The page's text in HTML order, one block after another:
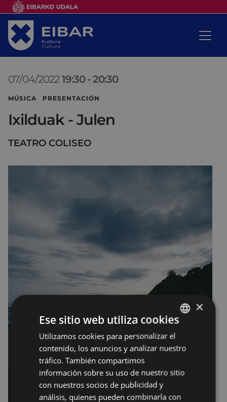
07/04/2022 19:30 -20:30
MÚSICA PRESENTACIÓN
Ixilduak - Julen
TEATRO COLISEO
BASQUE
SPANISH
×
Ese sitio web utiliza cookies
Utilizamos cookies para personalizar el
contenido, los anuncios y analizar nuestro
tráfico. También compartimos
información sobre su uso de nuestro sitio
con nuestros socios de publicidad y
análisis, quienes pueden combinarla con